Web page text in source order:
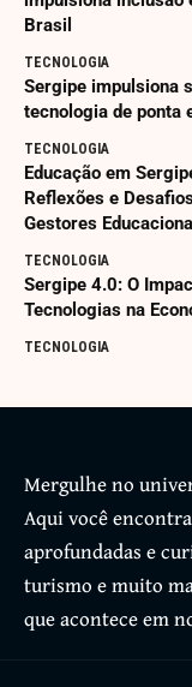
Brasil
TECNOLOGIA
Sergipe impulsiona
tecnologia de ponta
TECNOLOGIA
Educação em
Reflexões e
Gestores
TECNOLOGIA
Sergipe 4.0: O
Tecnologias na
TECNOLOGIA
Mergulhe no
Aqui você
aprofundadas e
turismo e muito
que acontece em